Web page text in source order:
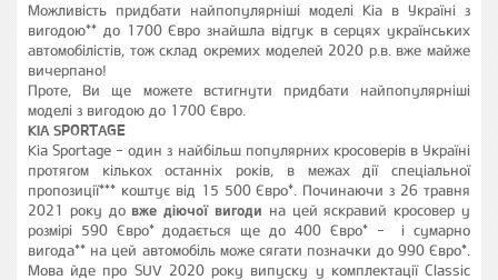
Можливість придбати найпопулярніші моделі Кіа в Україні з
вигодою** до 1700 Євро знайшла відгук в серцях українських
автомобілістів, тож склад окремих моделей 2020 р.в. вже майже
вичерпано!
Проте, Ви ще можете встигнути придбати найпопулярніші
моделі з вигодою до 1700 Євро.
KIA SPORTAGE
Kia Sportage - один з найбільш популярних кросоверів в Україні
протягом кількох останніх років, в межах дії спеціальної
пропозиції*** коштує від 15 500 Євро*. Починаючи з 26 травня
2021 року до вже діючої вигоди на цей яскравий кросовер у
розмірі 590 Євро* додається ще до 400 Євро* - і сумарно
вигода** на цей автомобіль може сягати позначки до 990 Євро*.
Мова йде про SUV 2020 року випуску у комплектації Classic